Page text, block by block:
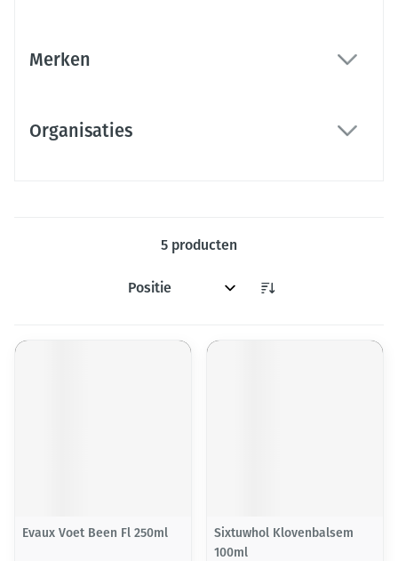
Merken
Organisaties
5 producten
Sorteer op:
Evaux Voet Been Fl 250ml
Sixtuwhol Klovenbalsem
100ml